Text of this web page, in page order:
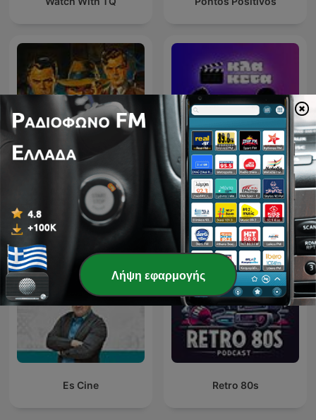
Detective Radio Κλακέτα
Es Cine Retro 80s
Λήψη εφαρμογής